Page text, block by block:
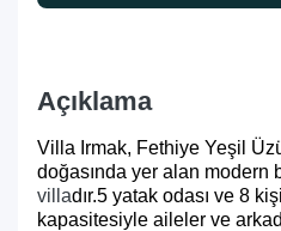
Açıklama
Villa Irmak, Fethiye Yeşil
doğasında yer alan modern
villadır.5 yatak odası ve 8
kapasitesiyle aileler ve